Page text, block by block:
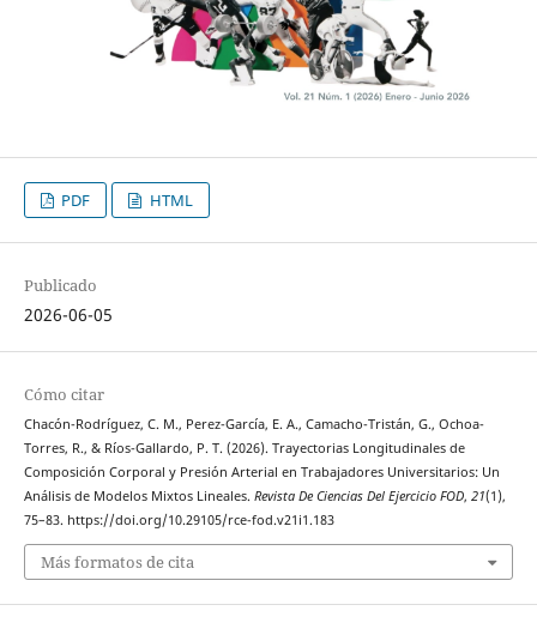
PDF HTML
Publicado
2026-06-05
Cómo citar
Chacón-Rodríguez, C. M., Perez-García, E. A., Camacho-Tristán, G., Ochoa-
Torres, R., & Ríos-Gallardo, P. T. (2026). Trayectorias Longitudinales de
Composición Corporal y Presión Arterial en Trabajadores Universitarios: Un
Análisis de Modelos Mixtos Lineales. Revista De Ciencias Del Ejercicio FOD, 21(1),
75–83. https://doi.org/10.29105/rce-fod.v21i1.183
Más formatos de cita